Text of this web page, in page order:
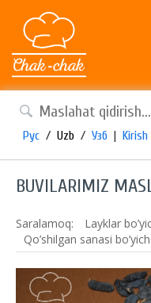
Рус / Uzb / Узб | Kirish
BUVILARIMIZ
Saralamoq: Layklar
Qo’shilgan sanasi